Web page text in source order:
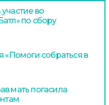
во
по сбору
«Помоги собраться в
мать погасила